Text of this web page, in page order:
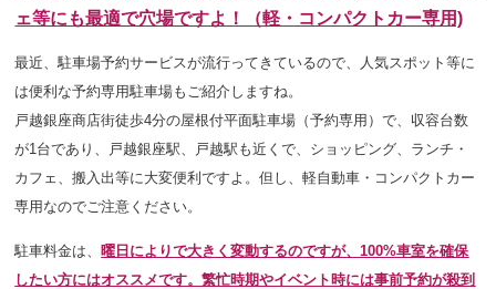
ェ等にも最適で穴場ですよ！（軽・コンパクトカー専用)
最近、駐車場予約サービスが流行ってきているので、人気スポット等に
は便利な予約専用駐車場もご紹介しますね。
戸越銀座商店街徒歩4分の屋根付平面駐車場（予約専用）で、収容台数
が1台であり、戸越銀座駅、戸越駅も近くで、ショッピング、ランチ・
カフェ、搬入出等に大変便利ですよ。但し、軽自動車・コンパクトカー
専用なのでご注意ください。
駐車料金は、曜日によりで大きく変動するのですが、100%車室を確保
したい方にはオススメです。繁忙時期やイベント時には事前予約が殺到